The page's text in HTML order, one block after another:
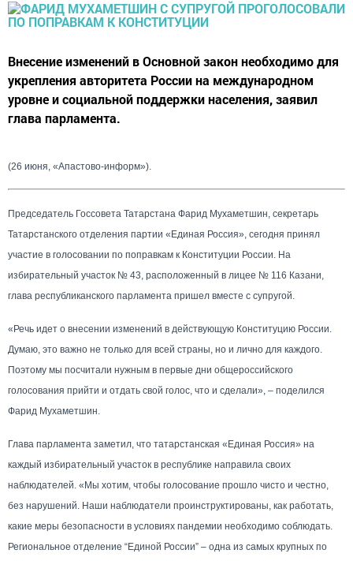
Внесение изменений в Основной закон необходимо для
укрепления авторитета России на международном
уровне и социальной поддержки населения, заявил
глава парламента.
(26 июня, «Апастово-информ»).
Председатель Госсовета Татарстана Фарид Мухаметшин, секретарь
Татарстанского отделения партии «Единая Россия», сегодня принял
участие в голосовании по поправкам к Конституции России. На
избирательный участок № 43, расположенный в лицее № 116 Казани,
глава республиканского парламента пришел вместе с супругой.
«Речь идет о внесении изменений в действующую Конституцию России.
Думаю, это важно не только для всей страны, но и лично для каждого.
Поэтому мы посчитали нужным в первые дни общероссийского
голосования прийти и отдать свой голос, что и сделали», – поделился
Фарид Мухаметшин.
Глава парламента заметил, что татарстанская «Единая Россия» на
каждый избирательный участок в республике направила своих
наблюдателей. «Мы хотим, чтобы голосование прошло чисто и честно,
без нарушений. Наши наблюдатели проинструктированы, как работать,
какие меры безопасности в условиях пандемии необходимо соблюдать.
Региональное отделение “Единой России” – одна из самых крупных по